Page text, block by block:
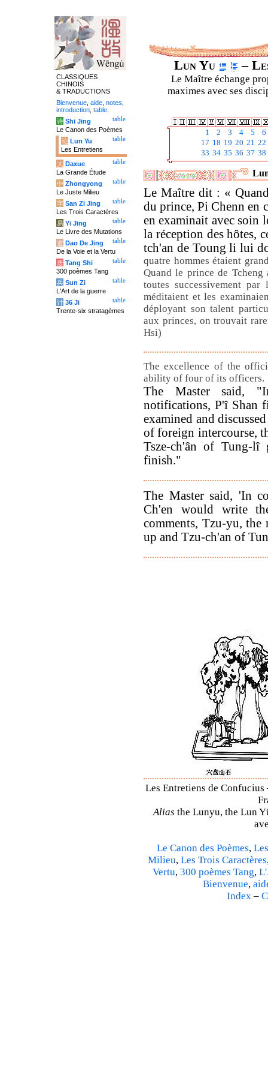
Lun Yu –
Le Maître échange
maximes avec ses
1 2 3 4 5
6
17 18 19 20 21 22
33 34 35 36 37 38
Le Maître dit : «
du prince, Pi Chenn en
en examinait avec soin
la réception des hôtes,
tch'an de Toung li lui
quatre hommes étaient
Quand le prince de
toutes successivement
méditaient et les
déployant son talent
aux princes, on trouvait
Hsi)
The excellence of the
ability of four of its officers.
The Master said,
notifications, P'î Shan
examined and
of foreign intercourse,
Tsze-ch'ân of Tung-lî
finish."
The Master said, 'In
Ch'en would write
comments, Tzu-yu,
up and Tzu-ch'an of
Les Entretiens de
Alias the Lunyu, the Lun
Le Canon des Poèmes,
Milieu, Les Trois Caractères
Vertu, 300 poèmes Tang,
Bienvenue,
Index –
CLASSIQUES
CHINOIS
& TRADUCTIONS
Bienvenue aide notes
introduction table
table
诗 Shi Jing
Le Canon des Poèmes
table
论 Lun Yu
Les Entretiens
table
大 Daxue
La Grande Étude
table
中 Zhongyong
Le Juste Milieu
table
字 San Zi Jing
Les Trois Caractères
table
易 Yi Jing
Le Livre des Mutations
table
道 Dao De Jing
De la Voie et la Vertu
table
唐 Tang Shi
300 poèmes Tang
table
兵 Sun Zi
L'Art de la guerre
table
计 36 Ji
Trente-six stratagèmes